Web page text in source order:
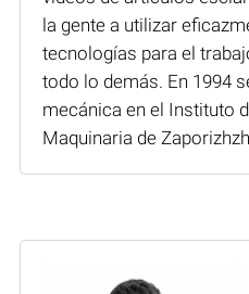
la gente a utilizar
tecnologías para el
todo lo demás. En 1994
mecánica en el Instituto
Maquinaria de